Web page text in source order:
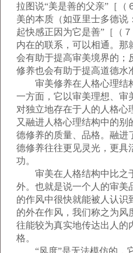
拉图说“美是善的父亲”［（
美的本质（如亚里士多德说
起快感正因为它是善”［（
内在的联系，可以相通。那
会有助于提高审美境界的；
修养也会有助于
审美修养在人格心理结构
一方面，它以审美理想、审
对独立地存在于人的人格心
又融进人格心理结构中的别
德修养的质量、品格。融进
德修养往往更见灵光，更具
功
审美在人格结构中比之
外。也就是说一个人的审美
的作风中很快就能被人认识
的外在作风，我们称之为风
往能较为真实地传达出人的
格。
“风度”是无法模仿的，